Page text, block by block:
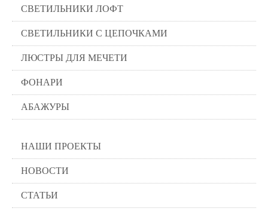
СВЕТИЛЬНИКИ ЛОФТ
СВЕТИЛЬНИКИ С ЦЕПОЧКАМИ
ЛЮСТРЫ ДЛЯ МЕЧЕТИ
ФОНАРИ
АБАЖУРЫ
НАШИ ПРОЕКТЫ
НОВОСТИ
СТАТЬИ